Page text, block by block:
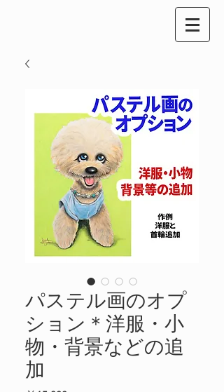
パステル画のオプ
ション＊洋服・小
物・背景などの追
加